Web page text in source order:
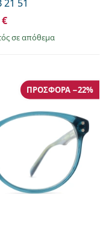
21 51
σε απόθεμα
ΠΡΟΣΦΟΡΆ −22%